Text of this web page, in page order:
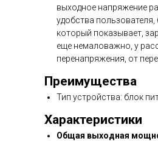
выходное напряжение
удобства
который показывает,
еще немаловажно, у
перенапряжения, от
Преимущества
Тип устройства: блок
Характеристики
Общая выходная